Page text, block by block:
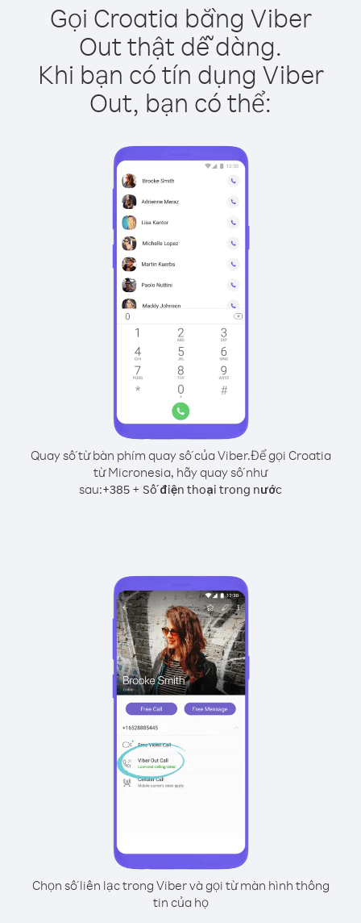
Gọi Croatia bằng Viber
Out thật dễ dàng.
Khi bạn có tín dụng Viber
Out, bạn có thể:
Quay số từ bàn phím quay số của Viber.Để gọi Croatia
từ Micronesia, hãy quay số như
sau:+385 + Số điện thoại trong nước
Chọn số liên lạc trong Viber và gọi từ màn hình thông
tin của họ